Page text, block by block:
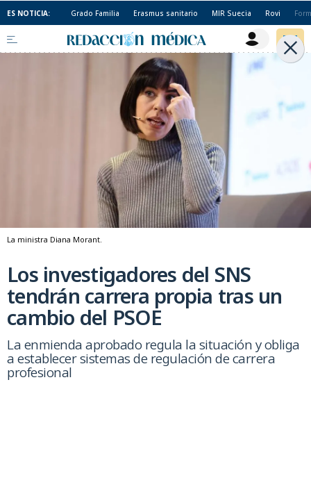
ES NOTICIA: Grado Familia Erasmus sanitario MIR Suecia Rovi
La ministra Diana Morant.
Los investigadores del SNS
tendrán carrera propia tras un
cambio del PSOE
La enmienda aprobado regula la situación y obliga
a establecer sistemas de regulación de carrera
profesional